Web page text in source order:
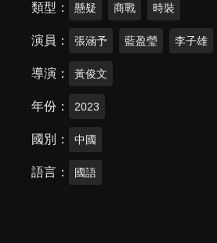
類型 懸疑 商戰 時裝
演員 張涵予 藍盈瑩 李子雄
導演 黃俊文
年份 2023
國別 中國
語言 國語